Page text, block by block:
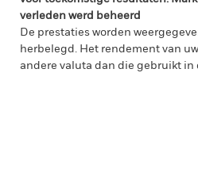
verleden werd beheerd
De prestaties worden
herbelegd. Het rendement van
andere valuta dan die gebruikt in